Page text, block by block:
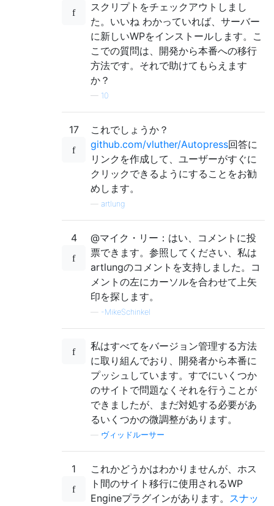
スクリプトをチェックアウトしまし
た。いいね わかっていれば、サーバー
に新しいWPをインストールします。こ
こでの質問は、開発から本番への移行
方法です。それで助けてもらえます
か？
— 10
17
これでしょうか？
github.com/vluther/Autopress回答に
リンクを作成して、ユーザーがすぐに
クリックできるようにすることをお勧
めします。
artlung
4
@マイク・リー：はい、コメントに投
票できます。参照してください、私は
artlungのコメントを支持しました。コ
メントの左にカーソルを合わせて上矢
印を探します。
-MikeSchinkel
私はすべてをバージョン管理する方法
に取り組んでおり、開発者から本番に
プッシュしています。すでにいくつか
のサイトで問題なくそれを行うことが
できましたが、まだ対処する必要があ
るいくつかの微調整があります。
ヴィッドルーサー
1
これかどうかはわかりませんが、ホス
ト間のサイト移行に使用されるWP
Engineプラグインがあります。 スナッ